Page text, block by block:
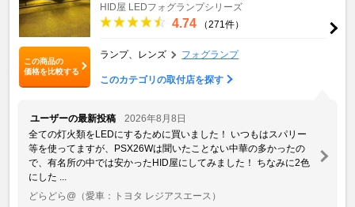
この商品の
価格を比較する
HID屋 LEDフォグランプシリーズ
4.74 （271件）
ランプ、レンズ フォグランプ
このカテゴリの取付店を探す
ユーザーの最新投稿
2026年8月8日
全ての灯火類をLEDにするために買いました！ いつもはスパリー
等を使ってますが、PSX26Wは聞いたことない中華の多かったの
で、有名所の中では安かったHID屋にしてみました！ ちなみに2色
にした ...
どらどら@ （愛車：トヨタ レジアスエース）